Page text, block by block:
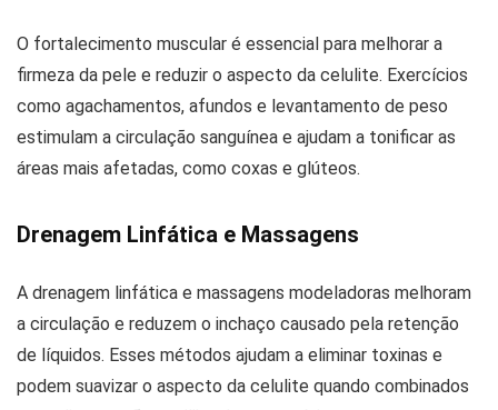
O fortalecimento muscular é essencial para melhorar a
firmeza da pele e reduzir o aspecto da celulite. Exercícios
como agachamentos, afundos e levantamento de peso
estimulam a circulação sanguínea e ajudam a tonificar as
áreas mais afetadas, como coxas e glúteos.
Drenagem Linfática e Massagens
A drenagem linfática e massagens modeladoras melhoram
a circulação e reduzem o inchaço causado pela retenção
de líquidos. Esses métodos ajudam a eliminar toxinas e
podem suavizar o aspecto da celulite quando combinados